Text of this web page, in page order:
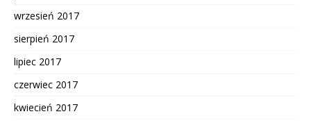
wrzesień 2017
sierpień 2017
lipiec 2017
czerwiec 2017
kwiecień 2017